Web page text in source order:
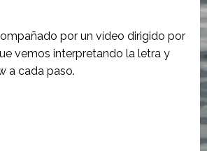
por un vídeo dirigido por
vemos interpretando la letra y
a cada paso.